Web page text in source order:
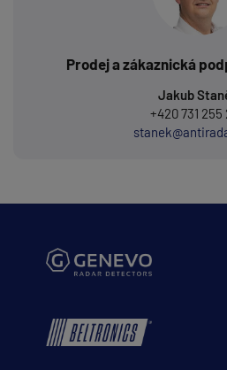
Prodej a zákaznická
Jakub
+420 731 255